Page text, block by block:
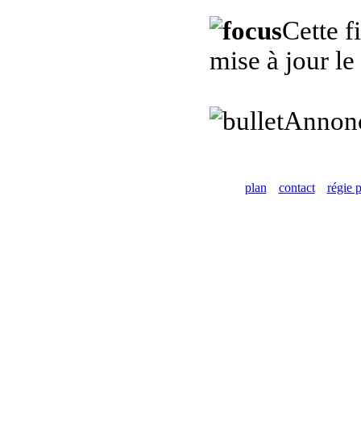
Cette
mise à jour
plan contact régie